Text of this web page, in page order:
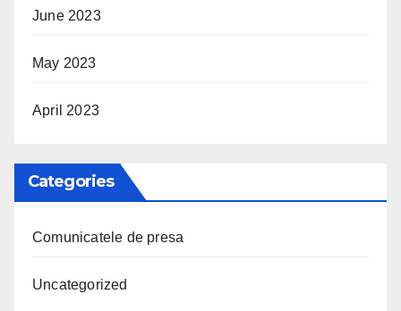
June 2023
May 2023
April 2023
Categories
Comunicatele de presa
Uncategorized